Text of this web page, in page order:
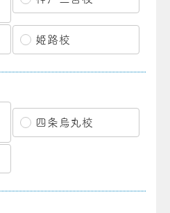
姫路校
四条烏丸校